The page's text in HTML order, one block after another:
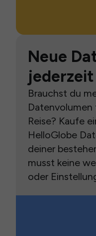
Neue
Brauchst du
Reise? Kaufe
HelloGlobe
deiner
musst keine
oder